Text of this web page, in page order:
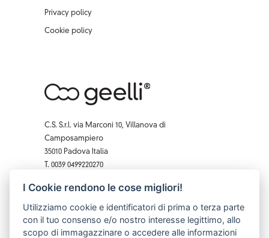
Privacy policy
Cookie policy
C.S. S.r.l. via Marconi 10, Villanova di
Camposampiero
35010 Padova Italia
T. 0039 0499220270
Facebook
Instagram
X Pinterest
YouTube
I Cookie rendono le cose migliori!
Utilizziamo cookie e identificatori di prima o terza parte
con il tuo consenso e/o nostro interesse legittimo, allo
scopo di immagazzinare o accedere alle informazioni